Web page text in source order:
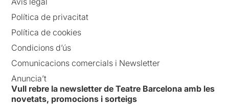
Política de privacitat
Política de cookies
Condicions d’ús
Comunicacions comercials i Newsletter
Anuncia’t
Vull rebre la newsletter de Teatre Barcelona amb les
novetats, promocions i sorteigs